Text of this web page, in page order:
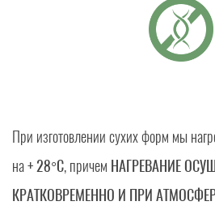
При изготовлении сухих форм мы
на+ 28°C, причем НАГРЕВАНИЕ
КРАТКОВРЕМЕННО И ПРИ